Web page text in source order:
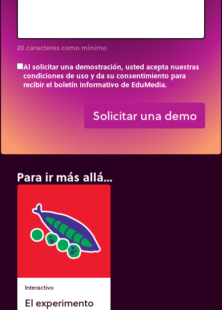
20 caracteres como mínimo
Al solicitar una demostración, usted acepta nuestras
condiciones de uso y da su consentimiento para
recibir el boletín informativo de EduMedia.
Solicitar una demo
Para ir más allá...
Interactivo
El experimento